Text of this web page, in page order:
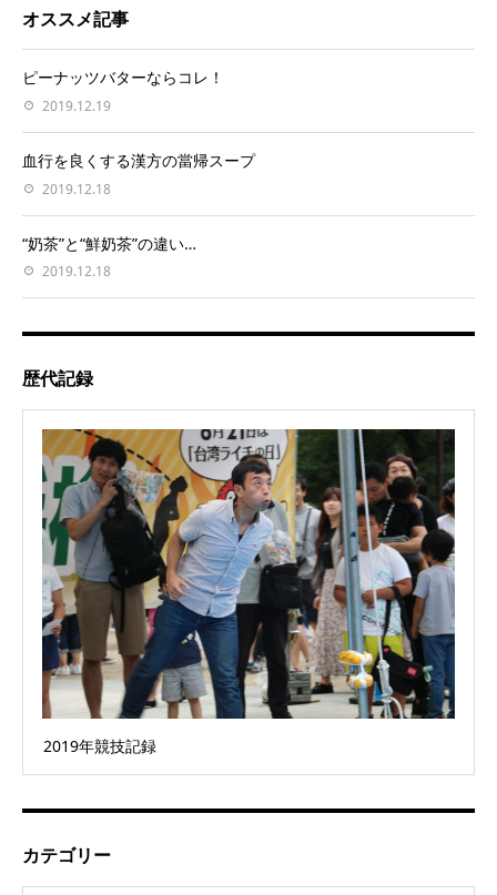
オススメ記事
ピーナッツバターならコレ！
2019.12.19
血行を良くする漢方の當帰スープ
2019.12.18
“奶茶”と“鮮奶茶”の違い…
2019.12.18
歴代記録
2019年競技記録
カテゴリー